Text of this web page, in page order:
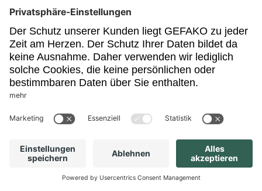
Unser Newsletter
Für Bierkenner, Bierliebhaber, Bierneulinge - kurz, alle
Bierentdecker.
Jetzt anmelden!
Impressum
Datenschutz Barrierefrei Nutzungsbedingungen
Powered by: